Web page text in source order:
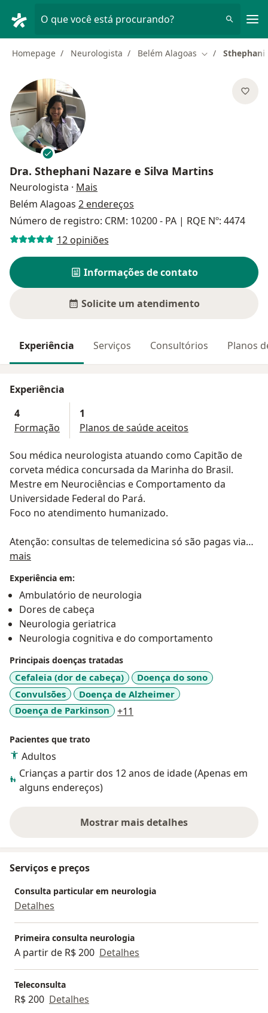
O que você está procurando?
Homepage Neurologista Belém Alagoas Mudar deSthephani
Dra. Sthephani Nazare e Silva Martins
Neurologista · Mais
Belém Alagoas 2 endereços
Número de registro: CRM: 10200 - PA | RQE Nº: 4474
12 opiniões
Informações de contato
Solicite um atendimento
Experiência Serviços Consultórios Planos
Experiência
4
Formação
1
Planos de saúde aceitos
Sou médica neurologista atuando como Capitão de
corveta médica concursada da Marinha do Brasil.
Mestre em Neurociências e Comportamento da
Universidade Federal do Pará.
Foco no atendimento humanizado.
Atenção: consultas de telemedicina só são pagas via
cartão de crédito
mais
Experiência em:
Ambulatório de neurologia
Dores de cabeça
Neurologia geriatrica
Neurologia cognitiva e do comportamento
Principais doenças tratadas
Cefaleia (dor de cabeça)
Doença do sono
Convulsões
Doença de Alzheimer
Doença de Parkinson
+11
Pacientes que trato
Adultos
Crianças a partir dos 12 anos de idade (Apenas em
alguns endereços)
Mostrar mais detalhes
sobre a experiência
Serviços e preços
Consulta particular em neurologia
Detalhes
Primeira consulta neurologia
A partir de R$ 200 Detalhes
Teleconsulta
R$ 200 Detalhes